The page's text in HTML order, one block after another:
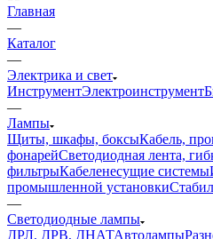
Главная
—
Каталог
—
Электрика и свет
ИнструментЭлектроинструмент
—
Лампы
Щиты, шкафы, боксыКабель,
фонарейСветодиодная лента,
фильтрыКабеленесущие системы
промышленной установки
—
Светодиодные лампы
ДРЛ, ДРВ, ДНАТАвтолампы